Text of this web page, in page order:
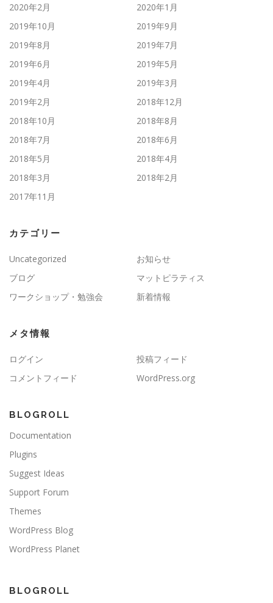
2020年2月
2020年1月
2019年10月
2019年9月
2019年8月
2019年7月
2019年6月
2019年5月
2019年4月
2019年3月
2019年2月
2018年12月
2018年10月
2018年8月
2018年7月
2018年6月
2018年5月
2018年4月
2018年3月
2018年2月
2017年11月
カテゴリー
Uncategorized
お知らせ
ブログ
マットピラティス
ワークショップ・勉強会
新着情報
メタ情報
ログイン
投稿フィード
コメントフィード
WordPress.org
BLOGROLL
Documentation
Plugins
Suggest Ideas
Support Forum
Themes
WordPress Blog
WordPress Planet
BLOGROLL